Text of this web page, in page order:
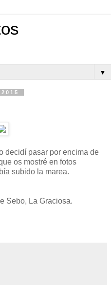
▼
decidí pasar por encima de
os mostré en fotos
subido la marea.
Sebo, La Graciosa.